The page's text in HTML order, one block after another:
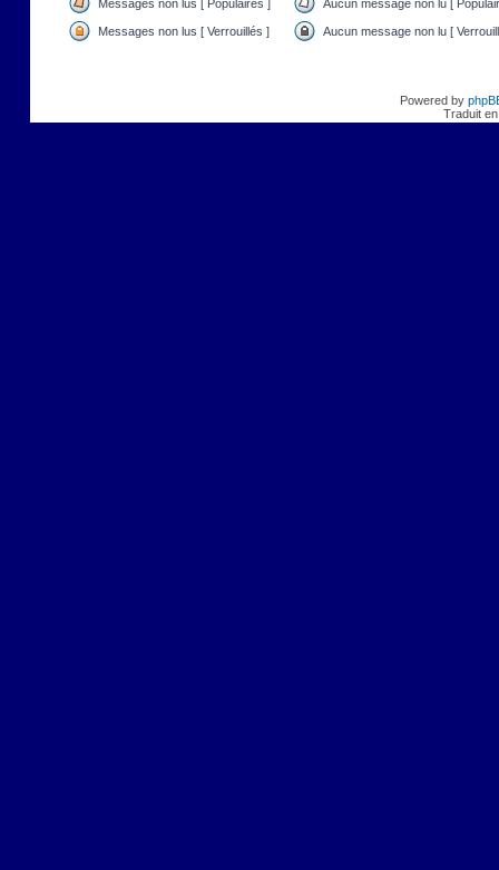
Messages non lus [ Populaires ] Aucun message non lu [
Messages non lus [ Verrouillés ] Aucun message non lu [
Powered by
Traduit